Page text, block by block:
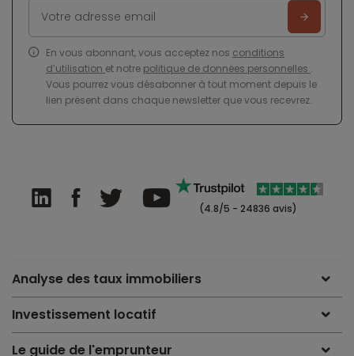
En vous abonnant, vous acceptez nos conditions
d’utilisation et notre politique de données personnelles .
Vous pourrez vous désabonner à tout moment depuis le
lien présent dans chaque newsletter que vous recevrez.
(4.8/5 - 24836 avis)
Analyse des taux immobiliers
Investissement locatif
Le guide de l'emprunteur